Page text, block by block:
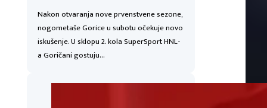
Nakon otvaranja nove prvenstvene sezone,
nogometaše Gorice u subotu očekuje novo
iskušenje. U sklopu 2. kola SuperSport HNL-
a Goričani gostuju…